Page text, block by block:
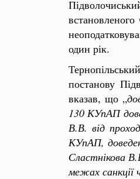
один рік.
постанову
вказав, що „
130 КУпАП
В.В. від
КУпАП,
Сластнікова
межах